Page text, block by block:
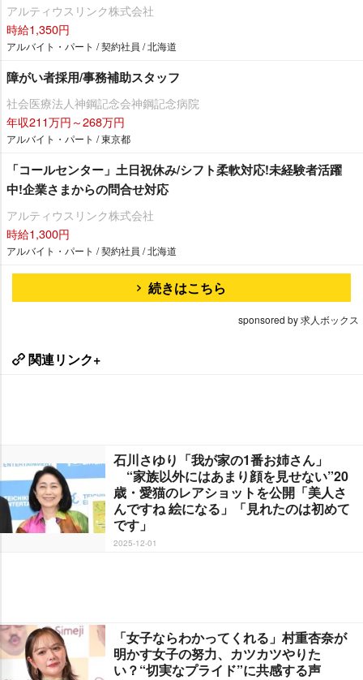
アルティウスリンク株式会社
時給1,350円
アルバイト・パート / 契約社員 / 北海道
障がい者採用/事務補助スタッフ
社会医療法人神鋼記念会神鋼記念病院
年収211万円～268万円
アルバイト・パート / 東京都
「コールセンター」土日祝休み/シフト柔軟対応!未経験者活躍
中!企業さまからの問合せ対応
アルティウスリンク株式会社
時給1,300円
アルバイト・パート / 契約社員 / 北海道
続きはこちら
sponsored by 求人ボックス
関連リンク+
石川さゆり「我が家の1番お姉さん」
“家族以外にはあまり顔を見せない”20
歳・愛猫のレアショットを公開「美人さ
んですね 絵になる」「見れたのは初めて
です」
2025-12-01
「女子ならわかってくれる」村重杏奈が
明かす女子の努力、カツカツやりた
い？“切実なプライド”に共感する声